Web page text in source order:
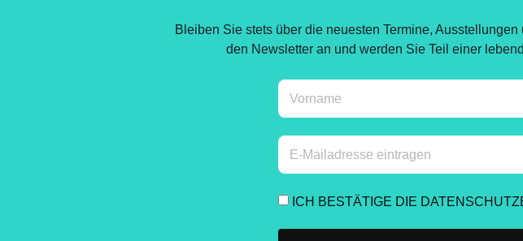
Bleiben Sie stets über die neuesten Termine,
den Newsletter an und werden Sie Teil einer
ICH BESTÄTIGE DIE